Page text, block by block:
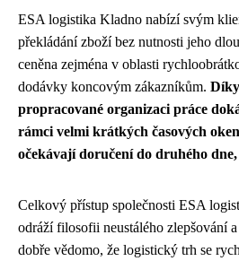
ESA logistika Kladno nabízí svým
překládání zboží bez nutnosti jeho
ceněna zejména v oblasti
dodávky koncovým zákazníkům.
propracované organizaci práce
rámci velmi krátkých časových
očekávají doručení do druhého
Celkový přístup společnosti ESA
odráží filosofii neustálého zlepšování
dobře vědomo, že logistický trh se